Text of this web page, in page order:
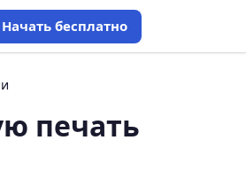
Начать бесплатно
печать